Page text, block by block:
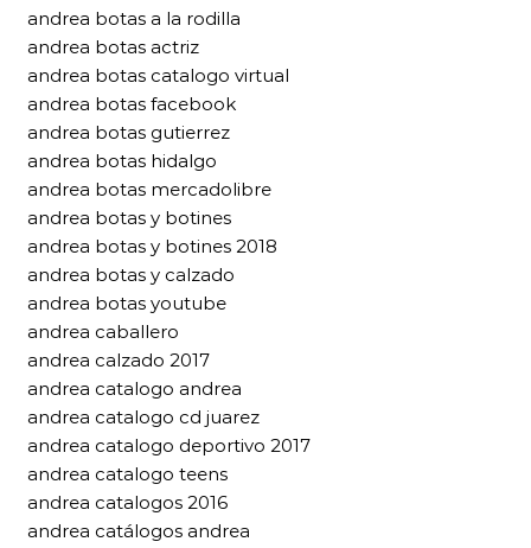
andrea botas a la rodilla
andrea botas actriz
andrea botas catalogo virtual
andrea botas facebook
andrea botas gutierrez
andrea botas hidalgo
andrea botas mercadolibre
andrea botas y botines
andrea botas y botines 2018
andrea botas y calzado
andrea botas youtube
andrea caballero
andrea calzado 2017
andrea catalogo andrea
andrea catalogo cd juarez
andrea catalogo deportivo 2017
andrea catalogo teens
andrea catalogos 2016
andrea catálogos andrea